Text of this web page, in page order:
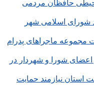
حافظان مردمی
شورای اسلامی شهر
ماجراهای پدرام
شورا و شهردار در
استان نیازمند حمایت